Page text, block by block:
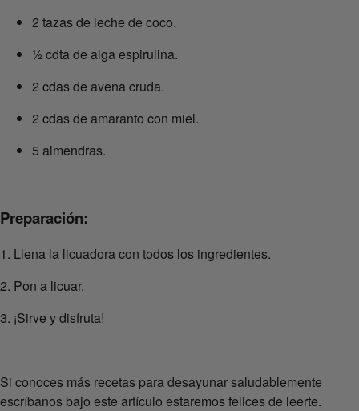
2 tazas de leche de coco.
½ cdta de alga espirulina.
2 cdas de avena cruda.
2 cdas de amaranto con miel.
5 almendras.
Preparación:
1. Llena la licuadora con todos los ingredientes.
2. Pon a licuar.
3. ¡Sirve y disfruta!
Si conoces más recetas para desayunar saludablemente
escríbanos bajo este artículo estaremos felices de leerte.